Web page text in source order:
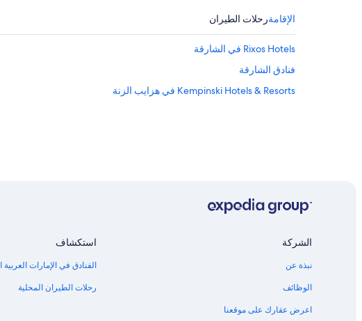
الإقامةرحلات الطيران
Rixos Hotels في الشارقة
فنادق الشارقة
Kempinski Hotels & Resorts في هزايب الزنة
الشركة
نبذة عن
الوظائف
اعرض عقارك على موقعنا
استكشاف
الفنادق في الإمارات العربية
رحلات الطيران المحلية